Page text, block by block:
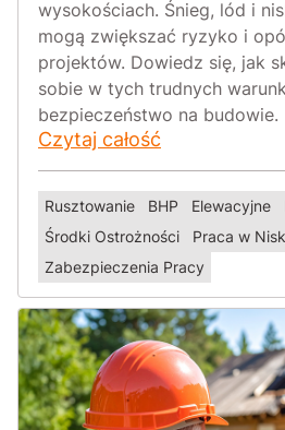
wysokościach. Śnieg, lód i
mogą zwiększać ryzyko i
projektów. Dowiedz się, jak
sobie w tych trudnych
bezpieczeństwo na budowie.
Czytaj całość
Rusztowanie BHP Elewacyjne
Środki Ostrożności
Praca w
Zabezpieczenia Pracy